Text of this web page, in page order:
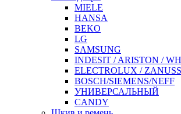
MIELE
HANSA
BEKO
LG
SAMSUNG
INDESIT / ARISTON /
ELECTROLUX /
BOSCH/SIEMENS/NEFF
УНИВЕРСАЛЬНЫЙ
CANDY